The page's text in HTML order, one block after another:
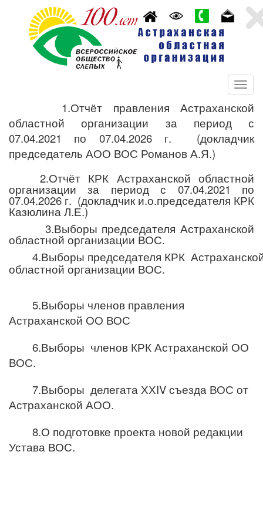
1.Отчёт правления Астраханской
областной организации за период с
07.04.2021 по 07.04.2026 г. (докладчик
председатель АОО ВОС Романов А.Я.)
2.Отчёт КРК Астраханской областной
организации за период с 07.04.2021 по
07.04.2026 г. (докладчик и.о.председателя КРК
Казюлина Л.Е.)
3.Выборы председателя Астраханской
областной организации ВОС.
4.Выборы председателя КРК
областной организации ВОС.
5.Выборы членов правления
Астраханской ОО ВОС
6.Выборы членов КРК Астраханской ОО
ВОС.
7.Выборы делегата ХХIVсъезда ВОС от
Астраханской АОО.
8.О подготовке проекта новой редакции
Устава ВОС.